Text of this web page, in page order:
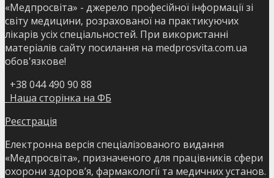
«Медпросвіта» - джерело професійної інформації зі
світу медицини, розрахованої на практикуючих
лікарів усіх спеціальностей. При використанні
матеріалів сайту посилання на medprosvita.com.ua
обов'язкове!
+38 044 490 90 88
Наша сторінка на ФБ
Реєстрація
Електронна версія спеціалізованого видання
«Медпросвіта», призначеного для працівників сфери
охорони здоров’я, фармакології та медичних установ.